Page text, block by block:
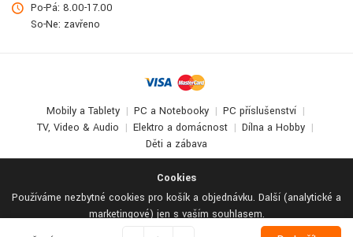
Cookies
Používáme nezbytné cookies pro košík a objednávku. Další (analytické a
marketingové) jen s vaším souhlasem.
Po-Pá: 8.00-17.00
So-Ne: zavřeno
Mobily a Tablety PC a Notebooky
PC příslušenství
TV, Video & Audio
Elektro a domácnost
Dílna a Hobby
Děti a zábava